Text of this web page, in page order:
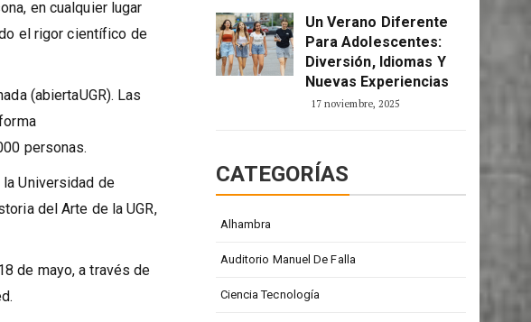
en cualquier lugar
el rigor científico de
(abiertaUGR). Las
personas.
Universidad de
del Arte de la UGR,
de mayo, a través de
Un Verano Diferente
Para Adolescentes:
Diversión, Idiomas Y
Nuevas Experiencias
17 noviembre, 2025
CATEGORÍAS
Alhambra
Auditorio Manuel De Falla
Ciencia Tecnología